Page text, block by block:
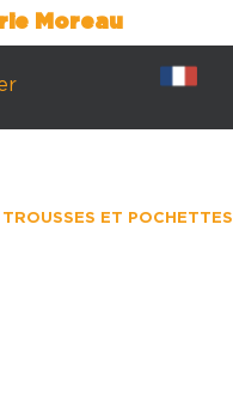
Moreau
TROUSSES ET POCHETTES